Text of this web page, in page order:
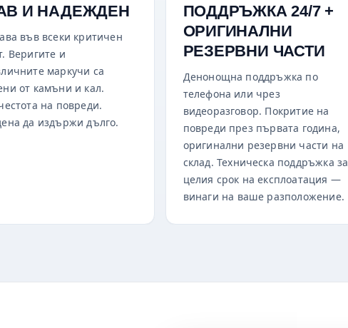
И НАДЕЖДЕН
във всеки критичен
Веригите и
маркучи са
от камъни и кал.
на повреди.
да издържи дълго.
ПОДДРЪЖКА 24/7 +
ОРИГИНАЛНИ
РЕЗЕРВНИ ЧАСТИ
Денонощна поддръжка по
телефона или чрез
видеоразговор. Покритие на
повреди през първата година,
оригинални резервни части на
склад. Техническа поддръжка за
целия срок на експлоатация —
винаги на ваше разположение.